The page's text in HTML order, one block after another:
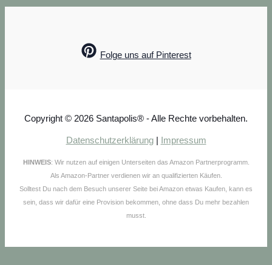
Folge uns auf Pinterest
Copyright © 2026 Santapolis® - Alle Rechte vorbehalten.
Datenschutzerklärung| Impressum
HINWEIS: Wir nutzen auf einigen Unterseiten das Amazon Partnerprogramm.
Als Amazon-Partner verdienen wir an qualifizierten Käufen.
Solltest Du nach dem Besuch unserer Seite bei Amazon etwas Kaufen, kann es
sein, dass wir dafür eine Provision bekommen, ohne dass Du mehr bezahlen
musst.